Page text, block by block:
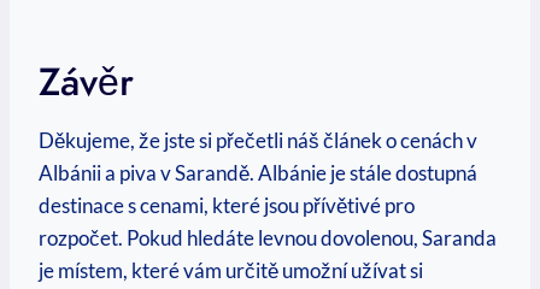
Závěr
Děkujeme, že jste si přečetli náš článek o cenách v
Albánii a piva v Sarandě. Albánie je stále dostupná
destinace s cenami, které jsou přívětivé pro
rozpočet. Pokud hledáte levnou dovolenou, Saranda
je místem, které vám určitě umožní užívat si